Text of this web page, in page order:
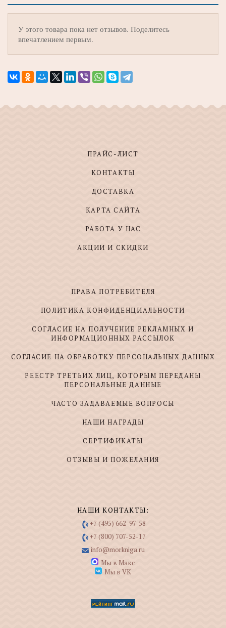
У этого товара пока нет отзывов. Поделитесь
впечатлением первым.
ПРАЙС-ЛИСТ
КОНТАКТЫ
ДОСТАВКА
КАРТА САЙТА
РАБОТА У НАС
АКЦИИ И СКИДКИ
ПРАВА ПОТРЕБИТЕЛЯ
ПОЛИТИКА КОНФИДЕНЦИАЛЬНОСТИ
СОГЛАСИЕ НА ПОЛУЧЕНИЕ РЕКЛАМНЫХ И
ИНФОРМАЦИОННЫХ РАССЫЛОК
СОГЛАСИЕ НА ОБРАБОТКУ ПЕРСОНАЛЬНЫХ ДАННЫХ
РЕЕСТР ТРЕТЬИХ ЛИЦ, КОТОРЫМ ПЕРЕДАНЫ
ПЕРСОНАЛЬНЫЕ ДАННЫЕ
ЧАСТО ЗАДАВАЕМЫЕ ВОПРОСЫ
НАШИ НАГРАДЫ
СЕРТИФИКАТЫ
ОТЗЫВЫ И ПОЖЕЛАНИЯ
НАШИ КОНТАКТЫ:
+7 (495) 662-97-58
+7 (800) 707-52-17
info@morkniga.ru
Мы в Макс
Мы в VK